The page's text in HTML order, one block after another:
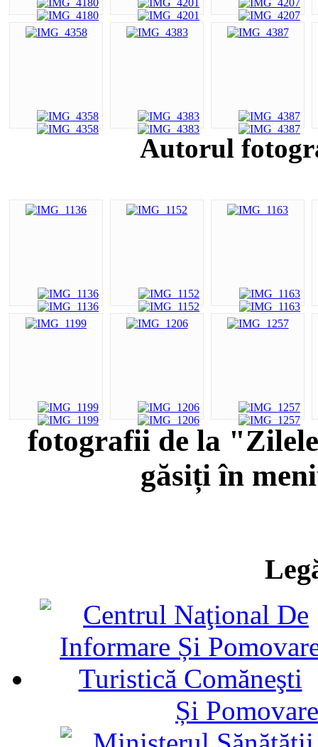
Autorul
fotografii de la
găsiți în
Și